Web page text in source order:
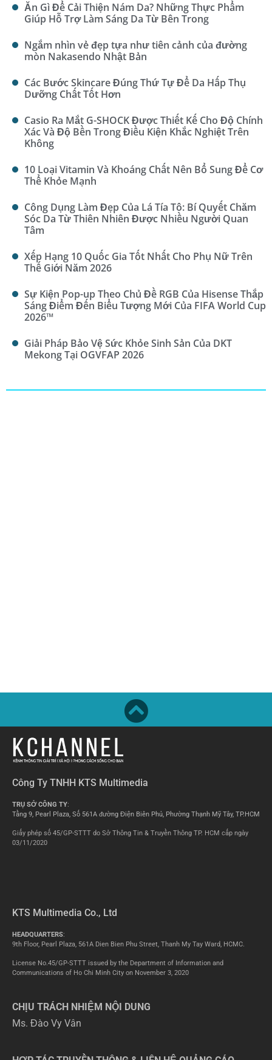
Ăn Gì Để Cải Thiện Nám Da? Những Thực Phẩm
Giúp Hỗ Trợ Làm Sáng Da Từ Bên Trong
Ngắm nhìn vẻ đẹp tựa như tiên cảnh của đường
mòn Nakasendo Nhật Bản
Các Bước Skincare Đúng Thứ Tự Để Da Hấp Thụ
Dưỡng Chất Tốt Hơn
Casio Ra Mắt G-SHOCK Được Thiết Kế Cho Độ Chính
Xác Và Độ Bền Trong Điều Kiện Khắc Nghiệt Trên
Không
10 Loại Vitamin Và Khoáng Chất Nên Bổ Sung Để Cơ
Thể Khỏe Mạnh
Công Dụng Làm Đẹp Của Lá Tía Tô: Bí Quyết Chăm
Sóc Da Từ Thiên Nhiên Được Nhiều Người Quan
Tâm
Xếp Hạng 10 Quốc Gia Tốt Nhất Cho Phụ Nữ Trên
Thế Giới Năm 2026
Sự Kiện Pop-up Theo Chủ Đề RGB Của Hisense Thắp
Sáng Điểm Đến Biểu Tượng Mới Của FIFA World Cup
2026™
Giải Pháp Bảo Vệ Sức Khỏe Sinh Sản Của DKT
Mekong Tại OGVFAP 2026
Công Ty TNHH KTS Multimedia
TRỤ SỞ CÔNG TY:
Tầng 9, Pearl Plaza, Số 561A đường Điện Biên Phủ, Phường Thạnh Mỹ Tây, TP.HCM
Giấy phép số 45/GP-STTT do Sở Thông Tin & Truyền Thông TP. HCM cấp ngày
03/11/2020
KTS Multimedia Co., Ltd
HEADQUARTERS:
9th Floor, Pearl Plaza, 561A Dien Bien Phu Street, Thanh My Tay Ward, HCMC.
License No.45/GP-STTT issued by the Department of Information and
Communications of Ho Chi Minh City on November 3, 2020
CHỊU TRÁCH NHIỆM NỘI DUNG
Ms. Đào Vy Vân